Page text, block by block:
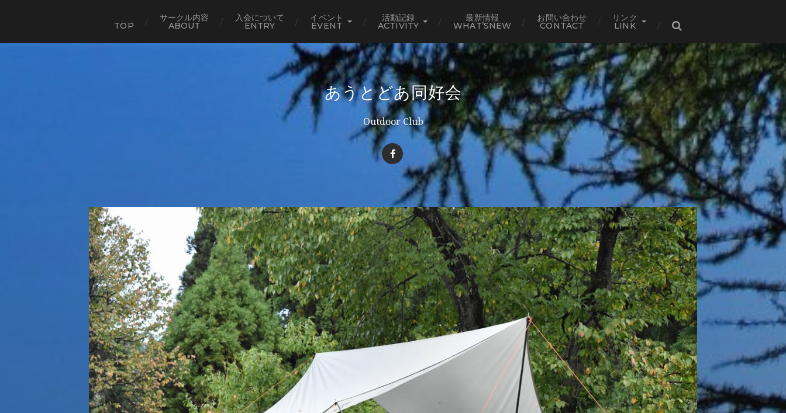
TOP
サークル内容
ABOUT
入会について
ENTRY
イベント
EVENT
活動記録
ACTIVITY
最新情報
WHAT’SNEW
お問い合わせ
CONTACT
リンク
LINK
あうとどあ同好会
Outdoor Club